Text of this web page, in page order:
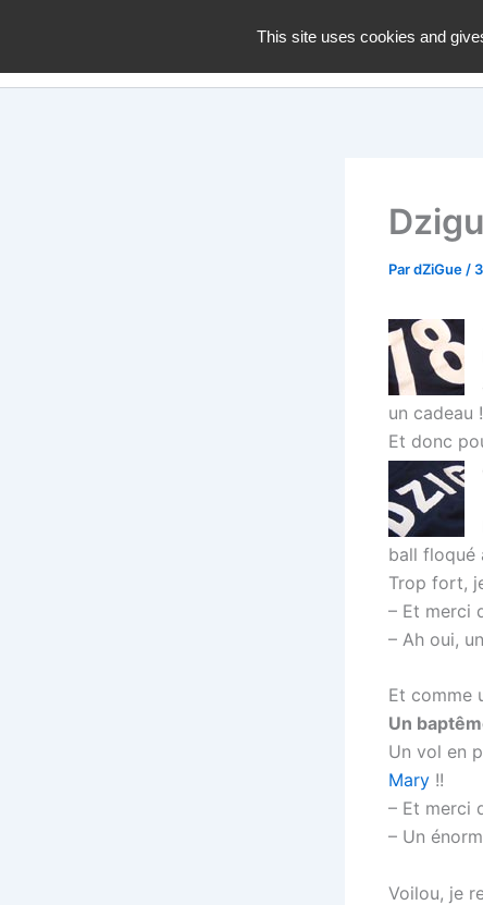
contenu
PardZiGue /
un cadeau !
Et donc
ball floqué
Trop fort,
– Et merci
– Ah oui,
Et comme
Un
Un vol en
Mary !!
– Et merci
– Un
Voilou, je
This site uses cookies and